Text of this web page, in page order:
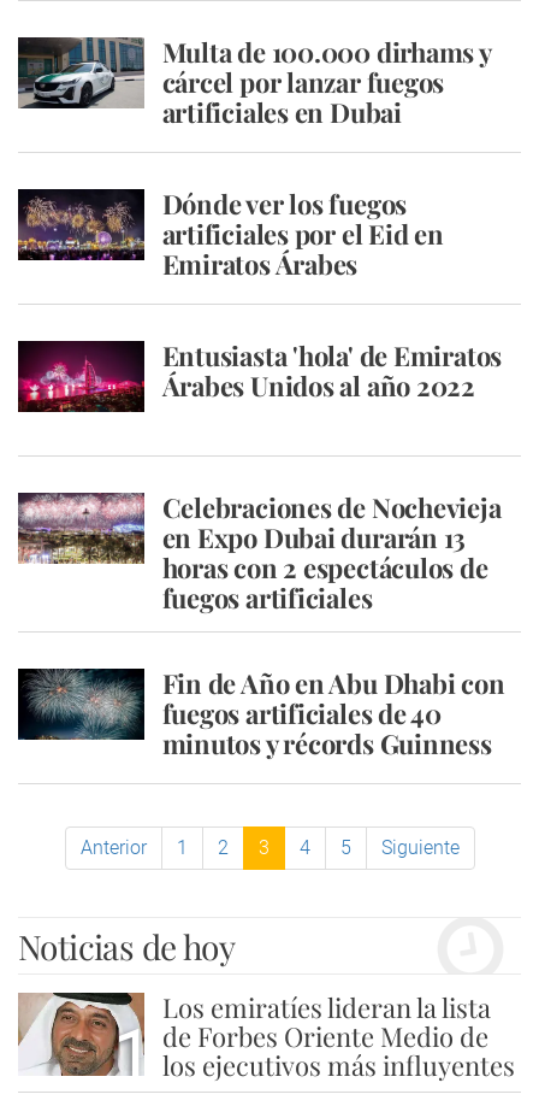
Multa de 100.000 dirhams y
cárcel por lanzar fuegos
artificiales en Dubai
Dónde ver los fuegos
artificiales por el Eid en
Emiratos Árabes
Entusiasta 'hola' de Emiratos
Árabes Unidos al año 2022
Celebraciones de Nochevieja
en Expo Dubai durarán 13
horas con 2 espectáculos de
fuegos artificiales
Fin de Año en Abu Dhabi con
fuegos artificiales de 40
minutos y récords Guinness
Anterior 1 2 3 4 5 Siguiente
Noticias de hoy
1
Los emiratíes lideran la lista
de Forbes Oriente Medio de
los ejecutivos más influyentes